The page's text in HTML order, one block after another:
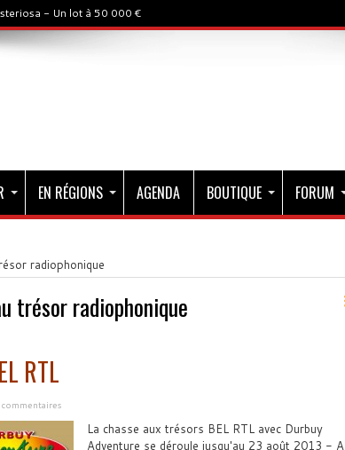
- Un lot à 50 000 €
EN RÉGIONS AGENDA BOUTIQUE FORUM
radiophonique
trésor radiophonique
RTL
La chasse aux trésors BEL RTL avec Durbuy
Adventure se déroule jusqu'au 23 août 2013 - A